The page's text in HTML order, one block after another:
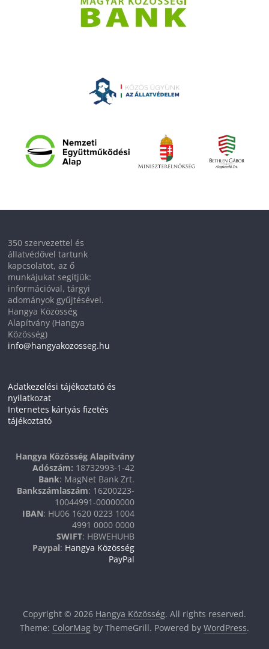
350 szervezettel és
állatvédővel tartunk
kapcsolatot, az ő
munkájukat segítjük:
információval, tárgyi
adományok gyűjtésével.
Hangya Közösség
Alapítvány (Hangya
Közösség)
info@hangyakozosseg.hu
Adatkezelési tájékoztató és
nyilatkozat
Internetes kártyás fizetés
tájékoztató
Hangya Közösség Alapítvány
Adószám: 18732993-1-42
Bank: MagNet Bank Zrt.
Bankszámlaszám: 16200223-
10044991-00000000
IBAN: HU06 1620 0223 1004
4991 0000 0000
SWIFT: HBWEHUHB
Paypal: Hangya Közösség
PayPal
Copyright © 2026 Hangya Közösség. All rights reserved.
Theme: ColorMagby ThemeGrill. Powered by WordPress.